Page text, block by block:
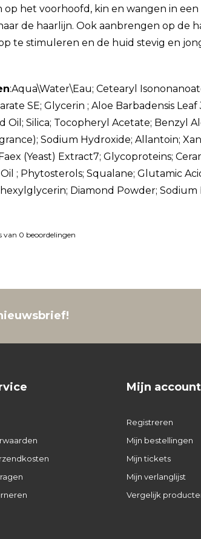
op het voorhoofd, kin en wangen in
de haarlijn. Ook aanbrengen op de
te stimuleren en de huid stevig en
:Aqua\Water\Eau; Cetearyl
SE; Glycerin ; Aloe Barbadensis
Oil; Silica; Tocopheryl Acetate; Benzyl
Sodium Hydroxide; Allantoin;
(Yeast) Extract7; Glycoproteins;
; Phytosterols; Squalane; Glutamic
Diamond Powder;
van 0 beoordelingen
Mijn account
Registreren
Mijn bestellingen
Mijn tickets
Mijn verlanglijst
Vergelijk